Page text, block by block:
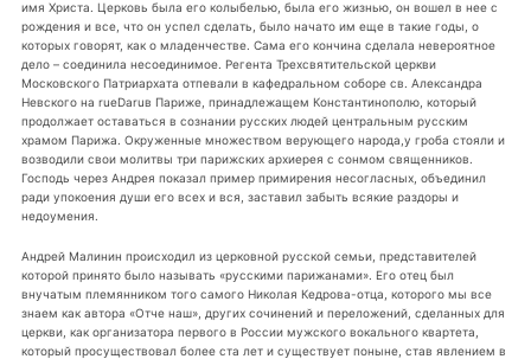
имя Христа. Церковь была его колыбелью, была его жизнью, он вошел в нее с
рождения и все, что он успел сделать, было начато им еще в такие годы, о
которых говорят, как о младенчестве. Сама его кончина сделала невероятное
дело – соединила несоединимое. Регента Трехсвятительской церкви
Московского Патриархата отпевали в кафедральном соборе св. Александра
Невского на rueDaruв Париже, принадлежащем Константинополю, который
продолжает оставаться в сознании русских людей центральным русским
храмом Парижа. Окруженные множеством верующего народа,у гроба стояли и
возводили свои молитвы три парижских архиерея с сонмом священников.
Господь через Андрея показал пример примирения несогласных, объединил
ради упокоения души его всех и вся, заставил забыть всякие раздоры и
недоумения.
Андрей Малинин происходил из церковной русской семьи, представителей
которой принято было называть «русскими парижанами». Его отец был
внучатым племянником того самого Николая Кедрова-отца, которого мы все
знаем как автора «Отче наш», других сочинений и переложений, сделанных для
церкви, как организатора первого в России мужского вокального квартета,
который просуществовал более ста лет и существует поныне, став явлением в